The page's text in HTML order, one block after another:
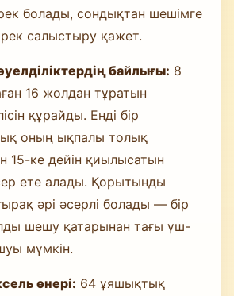
болады, сондықтан шешімге
салыстыру қажет.
байлығы: 8
16 жолдан тұратын
құрайды. Енді бір
оның ықпалы толық
15-ке дейін қиылысатын
ете алады. Қорытынды
әрі әсерлі болады — бір
шешу қатарынан тағы үш-
мүмкін.
өнері: 64 ұяшықтық